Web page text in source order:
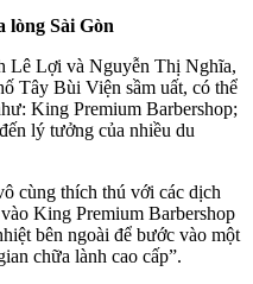
lòng Sài Gòn
Lê Lợi và Nguyễn Thị Nghĩa,
Tây Bùi Viện sầm uất, có thể
King Premium Barbershop;
lý tưởng của nhiều du
cùng thích thú với các dịch
King Premium Barbershop
bên ngoài để bước vào một
chữa lành cao cấp”.